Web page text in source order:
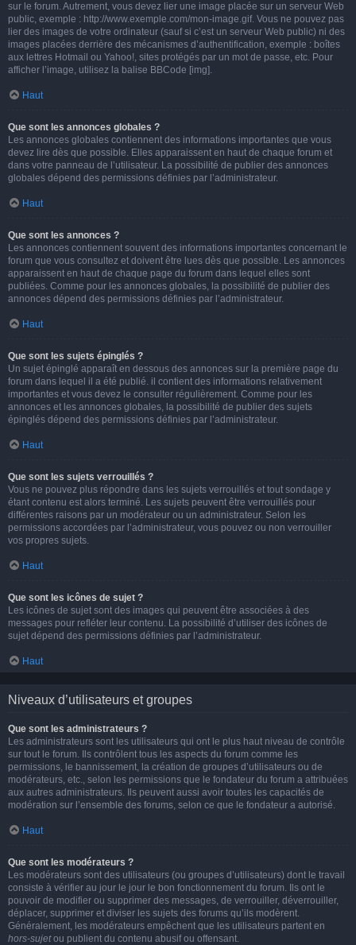
sur le forum. Autrement, vous devez lier une image placée sur un serveur Web
public, exemple : http://www.exemple.com/mon-image.gif. Vous ne pouvez pas
lier des images de votre ordinateur (sauf si c’est un serveur Web public) ni des
images placées derrière des mécanismes d’authentification, exemple : boîtes
aux lettres Hotmail ou Yahoo!, sites protégés par un mot de passe, etc. Pour
afficher l’image, utilisez la balise BBCode [img].
Haut
Que sont les annonces globales ?
Les annonces globales contiennent des informations importantes que vous
devez lire dès que possible. Elles apparaissent en haut de chaque forum et
dans votre panneau de l’utilisateur. La possibilité de publier des annonces
globales dépend des permissions définies par l’administrateur.
Haut
Que sont les annonces ?
Les annonces contiennent souvent des informations importantes concernant le
forum que vous consultez et doivent être lues dès que possible. Les annonces
apparaissent en haut de chaque page du forum dans lequel elles sont
publiées. Comme pour les annonces globales, la possibilité de publier des
annonces dépend des permissions définies par l’administrateur.
Haut
Que sont les sujets épinglés ?
Un sujet épinglé apparaît en dessous des annonces sur la première page du
forum dans lequel il a été publié. il contient des informations relativement
importantes et vous devez le consulter régulièrement. Comme pour les
annonces et les annonces globales, la possibilité de publier des sujets
épinglés dépend des permissions définies par l’administrateur.
Haut
Que sont les sujets verrouillés ?
Vous ne pouvez plus répondre dans les sujets verrouillés et tout sondage y
étant contenu est alors terminé. Les sujets peuvent être verrouillés pour
différentes raisons par un modérateur ou un administrateur. Selon les
permissions accordées par l’administrateur, vous pouvez ou non verrouiller
vos propres sujets.
Haut
Que sont les icônes de sujet ?
Les icônes de sujet sont des images qui peuvent être associées à des
messages pour refléter leur contenu. La possibilité d’utiliser des icônes de
sujet dépend des permissions définies par l’administrateur.
Haut
Niveaux d’utilisateurs et groupes
Que sont les administrateurs ?
Les administrateurs sont les utilisateurs qui ont le plus haut niveau de contrôle
sur tout le forum. Ils contrôlent tous les aspects du forum comme les
permissions, le bannissement, la création de groupes d’utilisateurs ou de
modérateurs, etc., selon les permissions que le fondateur du forum a attribuées
aux autres administrateurs. Ils peuvent aussi avoir toutes les capacités de
modération sur l’ensemble des forums, selon ce que le fondateur a autorisé.
Haut
Que sont les modérateurs ?
Les modérateurs sont des utilisateurs (ou groupes d’utilisateurs) dont le travail
consiste à vérifier au jour le jour le bon fonctionnement du forum. Ils ont le
pouvoir de modifier ou supprimer des messages, de verrouiller, déverrouiller,
déplacer, supprimer et diviser les sujets des forums qu’ils modèrent.
Généralement, les modérateurs empêchent que les utilisateurs partent en
hors-sujetou publient du contenu abusif ou offensant.